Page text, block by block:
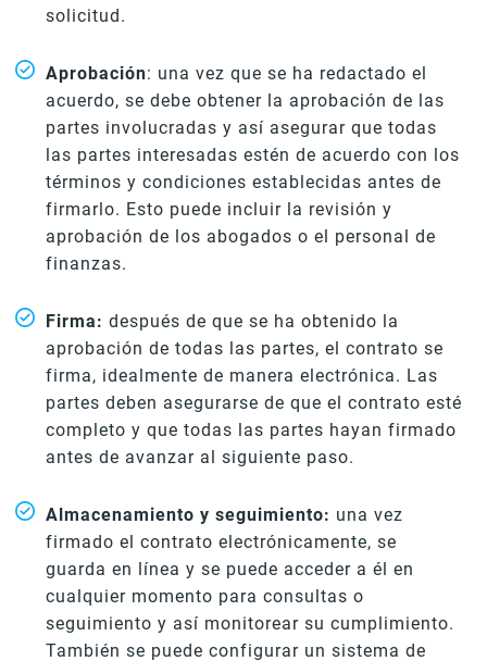
solicitud.
Aprobación: una vez que se ha redactado el
acuerdo, se debe obtener la aprobación de las
partes involucradas y así asegurar que todas
las partes interesadas estén de acuerdo con los
términos y condiciones establecidas antes de
firmarlo. Esto puede incluir la revisión y
aprobación de los abogados o el personal de
finanzas.
Firma:después de que se ha obtenido la
aprobación de todas las partes, el contrato se
firma, idealmente de manera electrónica. Las
partes deben asegurarse de que el contrato esté
completo y que todas las partes hayan firmado
antes de avanzar al siguiente paso.
Almacenamiento y seguimiento: una vez
firmado el contrato electrónicamente, se
guarda en línea y se puede acceder a él en
cualquier momento para consultas o
seguimiento y así monitorear su cumplimiento.
También se puede configurar un sistema de